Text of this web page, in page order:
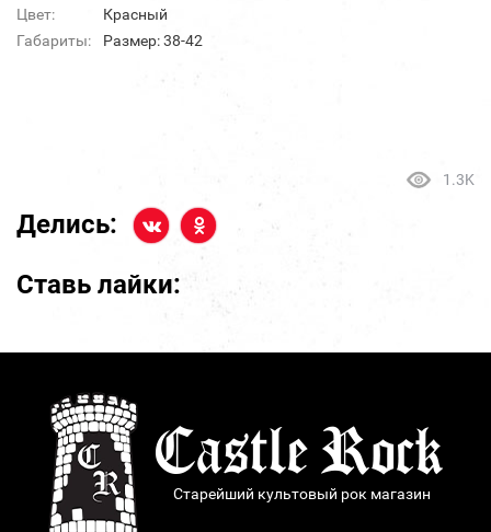
Цвет:
Красный
Габариты:
Размер: 38-42
1.3K
Делись:
Ставь лайки:
Старейший культовый рок магазин